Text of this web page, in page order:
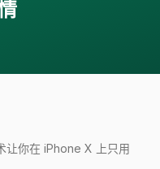
让你在 iPhone X 上只用